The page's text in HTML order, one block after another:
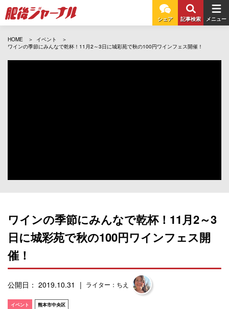
シェア 記事検索 メニュー
HOME
イベント
ワインの季節にみんなで乾杯！11月2～3日に城彩苑で秋の100円ワインフェス開催！
ワインの季節にみんなで乾杯！11月2～3
日に城彩苑で秋の100円ワインフェス開
催！
公開日： 2019.10.31 ライター：ちえ
イベント 熊本市中央区